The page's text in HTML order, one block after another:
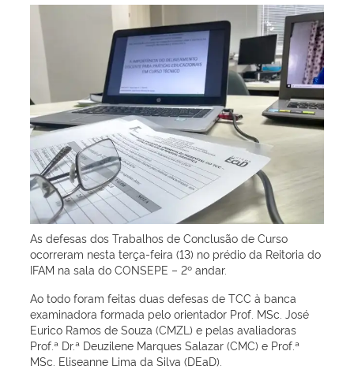
As defesas dos Trabalhos de Conclusão de Curso
ocorreram nesta terça-feira (13) no prédio da Reitoria do
IFAM na sala do CONSEPE – 2º andar.
Ao todo foram feitas duas defesas de TCC à banca
examinadora formada pelo orientador Prof. MSc. José
Eurico Ramos de Souza (CMZL) e pelas avaliadoras
Prof.ª Dr.ª Deuzilene Marques Salazar (CMC) e Prof.ª
MSc. Eliseanne Lima da Silva (DEaD).